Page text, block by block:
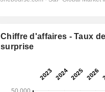
Chiffre d'affaires - Taux de
surprise